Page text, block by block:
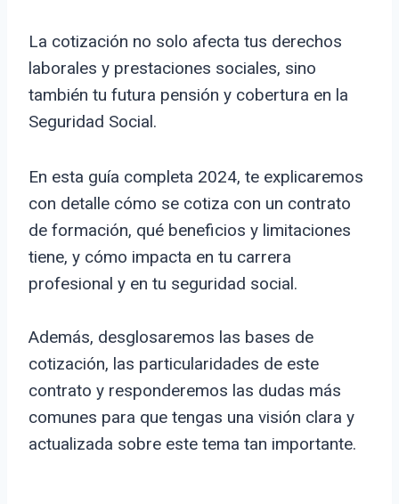
La cotización no solo afecta tus derechos
laborales y prestaciones sociales, sino
también tu futura pensión y cobertura en la
Seguridad Social.
En esta guía completa 2024, te explicaremos
con detalle cómo se cotiza con un contrato
de formación, qué beneficios y limitaciones
tiene, y cómo impacta en tu carrera
profesional y en tu seguridad social.
Además, desglosaremos las bases de
cotización, las particularidades de este
contrato y responderemos las dudas más
comunes para que tengas una visión clara y
actualizada sobre este tema tan importante.